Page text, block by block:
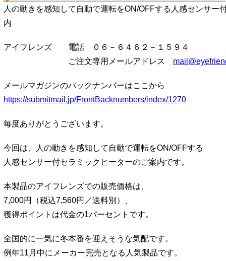
人の動きを感知して自動で運転をON/OFFする人感センサー
内
アイフレンズ 電話 ０６－６４６２－１５９４
ご注文専用メールアドレス
メールマガジンのバックナンバーはここから
https://submitmail.jp/FrontBacknumbers/index/1270
毎度ありがとうございます。
今回は、人の動きを感知して自動で運転をON/OFFする
人感センサー付セラミックヒーターのご案内です。
本製品のアイフレンズでの販売価格は、
7,000円（税込7,560円／送料別）、
獲得ポイントは代金の1パーセントです。
全国的に一気に冬本番を迎えそうな気配です。
例年11月中にメーカー完売となる人気製品です。